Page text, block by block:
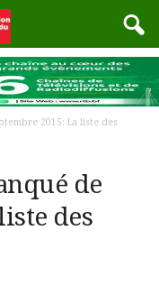
2015: La liste des
de
des